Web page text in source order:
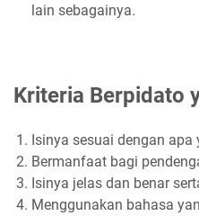
lain sebagainya.
Kriteria Berpidato
Isinya sesuai dengan
Bermanfaat bagi
Isinya jelas dan benar
Menggunakan bahasa